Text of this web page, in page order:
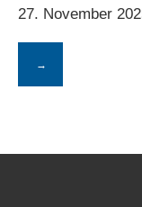
27. November
→